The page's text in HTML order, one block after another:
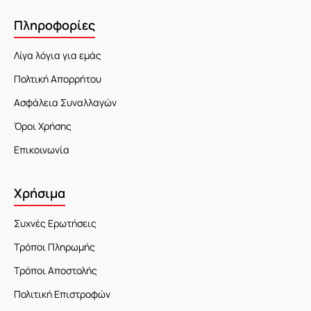
Πληροφορίες
Λίγα λόγια για εμάς
Πολτική Απορρήτου
Ασφάλεια Συναλλαγών
Όροι Χρήσης
Επικοινωνία
Χρήσιμα
Συχνές Ερωτήσεις
Τρόποι Πληρωμής
Τρόποι Αποστολής
Πολιτική Επιστροφών